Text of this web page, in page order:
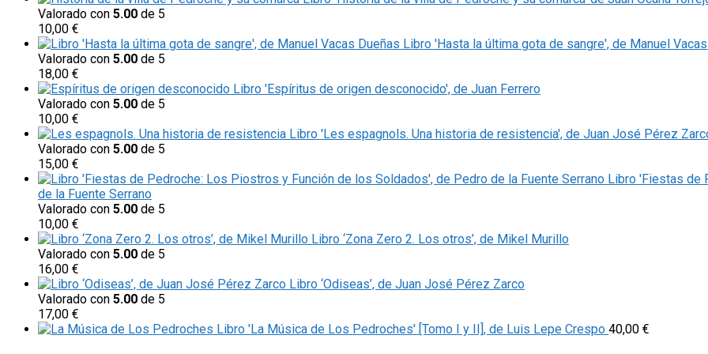
Valorado con 5.00 de 5
10,00 €
Libro 'Hasta la última gota de sangre', de Manuel
Valorado con 5.00 de 5
18,00 €
Libro 'Espíritus de origen desconocido', de Juan Ferrero
Valorado con 5.00 de 5
10,00 €
Libro 'Les espagnols. Una historia de resistencia', de Juan José Pérez
Valorado con 5.00 de 5
15,00 €
Libro 'Fiestas de
de la Fuente Serrano
Valorado con 5.00 de 5
10,00 €
Libro ‘Zona Zero 2. Los otros’, de Mikel Murillo
Valorado con 5.00 de 5
16,00 €
Libro ‘Odiseas’, de Juan José Pérez Zarco
Valorado con 5.00 de 5
17,00 €
Libro 'La Música de Los Pedroches' [Tomo I y II], de Luis Lepe Crespo 40,00 €